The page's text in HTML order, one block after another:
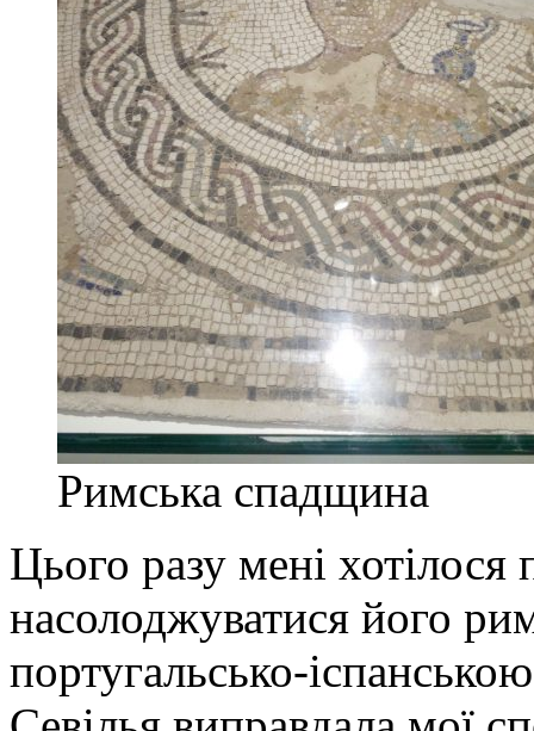
Римська спадщина
Цього разу мені хотілося
насолоджуватися його
португальсько-